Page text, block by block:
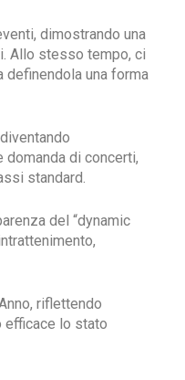
dimostrando una
Allo stesso tempo, ci
definendola una forma
domanda di concerti,
standard.
del “dynamic
riflettendo
efficace lo stato